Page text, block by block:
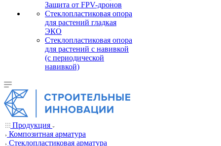
Защита от FPV-дронов
Стеклопластиковая опора
для растений гладкая
ЭКО
Стеклопластиковая опора
для растений с навивкой
(с периодической
навивкой)
Продукция
Композитная арматура
Cтеклопластиковая арматура